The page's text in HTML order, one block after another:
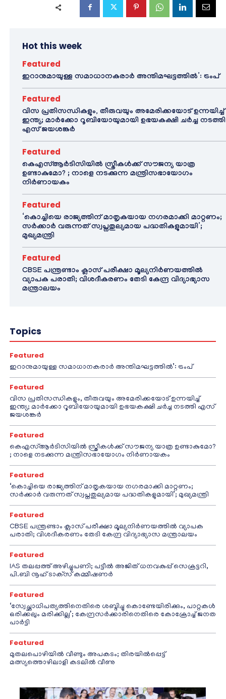
Hot this week
Featured
ഇറാനുമായുള്ള സമാധാനകരാർ അന്തിമഘട്ടത്തിൽ‌’: ട്രംപ്
Featured
വിസ പ്രതിസന്ധികളും, തീരുവയും അമേരിക്കയോട് ഉന്നയിച്ച്
ഇന്ത്യ; മാർക്കോ റൂബിയോയുമായി ഉഭയകക്ഷി ചർച്ച നടത്തി
എസ് ജയശങ്കർ
Featured
കെഎസ്ആർടിസിയിൽ സ്ത്രീകൾക്ക് സൗജന്യ യാത്ര
ഉണ്ടാകുമോ? ; നാളെ നടക്കുന്ന മന്ത്രിസഭായോഗം
നിർണായകം
Featured
‘കൊച്ചിയെ രാജ്യത്തിന് മാതൃകയായ നഗരമാക്കി മാറ്റണം;
സർക്കാർ വരുന്നത് സ്വപ്നതുല്യമായ പദ്ധതികളുമായി’;
മുഖ്യമന്ത്രി
Featured
CBSE പന്ത്രണ്ടാം ക്ലാസ് പരീക്ഷാ മൂല്യനിർണയത്തിൽ
വ്യാപക പരാതി; വിശദീകരണം തേടി കേന്ദ്ര വിദ്യാഭ്യാസ
മന്ത്രാലയം
Topics
Featured
ഇറാനുമായുള്ള സമാധാനകരാർ അന്തിമഘട്ടത്തിൽ‌’: ട്രംപ്
Featured
വിസ പ്രതിസന്ധികളും, തീരുവയും അമേരിക്കയോട് ഉന്നയിച്ച്
ഇന്ത്യ; മാർക്കോ റൂബിയോയുമായി ഉഭയകക്ഷി ചർച്ച നടത്തി എസ്
ജയശങ്കർ
Featured
കെഎസ്ആർടിസിയിൽ സ്ത്രീകൾക്ക് സൗജന്യ യാത്ര ഉണ്ടാകുമോ?
; നാളെ നടക്കുന്ന മന്ത്രിസഭായോഗം നിർണായകം
Featured
‘കൊച്ചിയെ രാജ്യത്തിന് മാതൃകയായ നഗരമാക്കി മാറ്റണം;
സർക്കാർ വരുന്നത് സ്വപ്നതുല്യമായ പദ്ധതികളുമായി’; മുഖ്യമന്ത്രി
Featured
CBSE പന്ത്രണ്ടാം ക്ലാസ് പരീക്ഷാ മൂല്യനിർണയത്തിൽ വ്യാപക
പരാതി; വിശദീകരണം തേടി കേന്ദ്ര വിദ്യാഭ്യാസ മന്ത്രാലയം
Featured
IAS തലപ്പത്ത് അഴിച്ചുപണി; പട്ടീല്‍ അജിത് ധനവകുപ്പ് സെക്രട്ടറി,
പി.ബി നൂഹ് ടാക്‌സ് കമ്മീഷണര്‍
Featured
‘സ്വേച്ഛാധിപത്യത്തിനെതിരെ ശബ്ദിച്ചു കൊണ്ടേയിരിക്കും, പാറ്റകൾ
ഒരിക്കലും മരിക്കില്ല’; കേന്ദ്രസർക്കാരിനെതിരെ കോക്രോച്ച് ജനത
പാർട്ടി
Featured
മുതലപൊഴിയിൽ വീണ്ടും അപകടം; തിരയിൽപ്പെട്ട്
മത്സ്യത്തൊഴിലാളി കടലിൽ വീണു